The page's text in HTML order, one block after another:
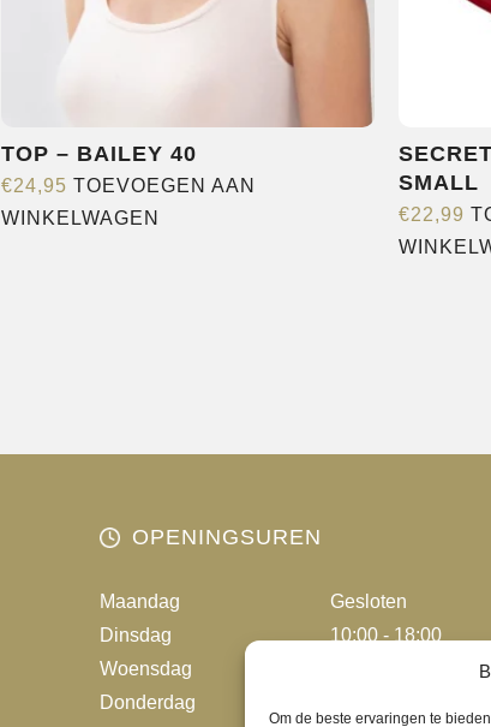
Om de beste ervaringen te
TOP – BAILEY 40
€24,95 TOEVOEGEN AAN
WINKELWAGEN
SMALL
€22,99
OPENINGSUREN
Maandag
Gesloten
Dinsdag
10:00 - 18:00
Woensdag
Donderdag